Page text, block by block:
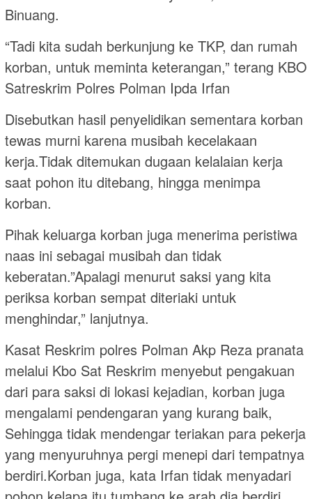
Binuang.
“Tadi kita sudah berkunjung ke TKP, dan rumah
korban, untuk meminta keterangan,” terang KBO
Satreskrim Polres Polman Ipda Irfan
Disebutkan hasil penyelidikan sementara korban
tewas murni karena musibah kecelakaan
kerja.Tidak ditemukan dugaan kelalaian kerja
saat pohon itu ditebang, hingga menimpa
korban.
Pihak keluarga korban juga menerima peristiwa
naas ini sebagai musibah dan tidak
keberatan.”Apalagi menurut saksi yang kita
periksa korban sempat diteriaki untuk
menghindar,” lanjutnya.
Kasat Reskrim polres Polman Akp Reza pranata
melalui Kbo Sat Reskrim menyebut pengakuan
dari para saksi di lokasi kejadian, korban juga
mengalami pendengaran yang kurang baik,
Sehingga tidak mendengar teriakan para pekerja
yang menyuruhnya pergi menepi dari tempatnya
berdiri.Korban juga, kata Irfan tidak menyadari